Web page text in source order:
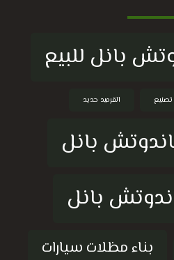
بانل للبيع
القرميد حديد
بانل
بانل
بناء مظلات سيارات